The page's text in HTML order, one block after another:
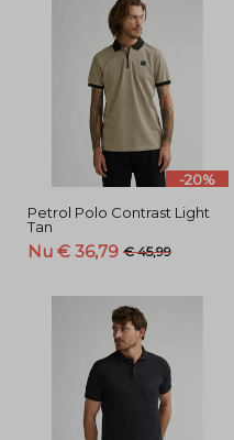
-20%
Petrol Polo Contrast Light
Tan
Nu € 36,79 € 45,99